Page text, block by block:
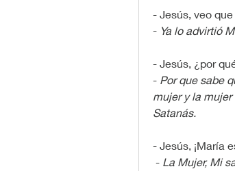
- Jesús, veo
- Ya lo advirtió
- Jesús, ¿por
- Por que sabe
mujer y la
Satanás.
- Jesús, ¡María
- La Mujer, Mi